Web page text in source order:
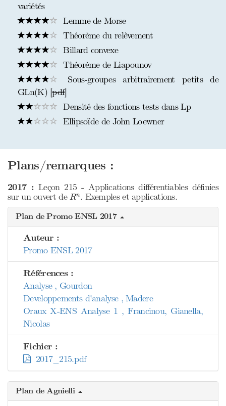
variétés
Lemme de Morse
Théorème du relèvement
Billard convexe
Théorème de Liapounov
Sous-groupes arbitrairement petits de
GLn(K) [pdf]
Densité des fonctions tests dans Lp
Ellipsoïde de John Loewner
Plans/remarques :
2017 : Leçon 215 - Applications différentiables définies
sur un ouvert deRn
Rn. Exemples et applications.
Plan de Promo ENSL 2017
Auteur :
Promo ENSL 2017
Références :
Analyse , Gourdon
Developpements d'analyse , Madere
Oraux X-ENS Analyse 1 , Francinou, Gianella,
Nicolas
Fichier :
2017_215.pdf
Plan de Agnielli